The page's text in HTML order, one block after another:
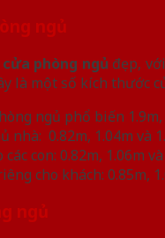
ngủ
cửa phòng ngủ đẹp,
là một số kích thước
ngủ phổ biến 1.9m,
nhà: 0.82m, 1.04m và
con: 0.82m, 1.06m
cho khách: 0.85m,
ngủ